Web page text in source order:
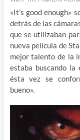
«It’s good enough»
detrás de las
que se utilizaban
nueva película de
mejor talento de la
estaba buscando la
ésta vez se
bueno».